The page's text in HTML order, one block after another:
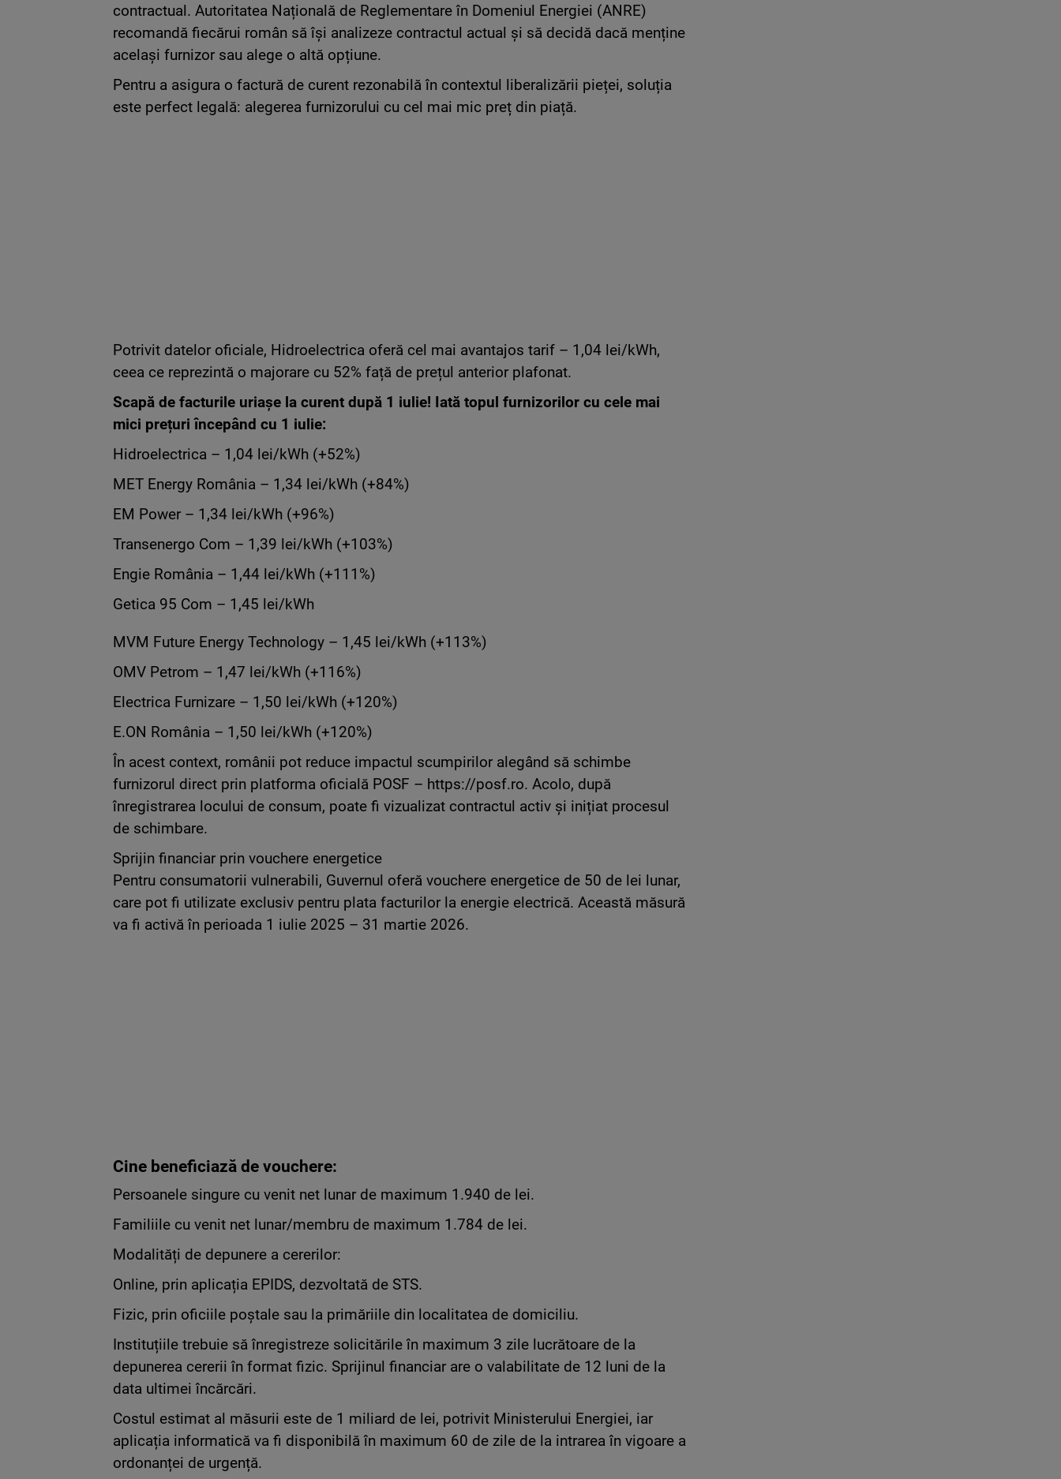
contractual. Autoritatea Națională de Reglementare în Domeniul Energiei (ANRE)
recomandă fiecărui român să își analizeze contractul actual și să decidă dacă menține
același furnizor sau alege o altă opțiune.
Pentru a asigura o factură de curent rezonabilă în contextul liberalizării pieței, soluția
este perfect legală: alegerea furnizorului cu cel mai mic preț din piață.
Potrivit datelor oficiale, Hidroelectrica oferă cel mai avantajos tarif – 1,04 lei/kWh,
ceea ce reprezintă o majorare cu 52% față de prețul anterior plafonat.
Scapă de facturile uriașe la curent după 1 iulie! Iată topul furnizorilor cu cele mai
mici prețuri începând cu 1 iulie:
Hidroelectrica – 1,04 lei/kWh (+52%)
MET Energy România – 1,34 lei/kWh (+84%)
EM Power – 1,34 lei/kWh (+96%)
Transenergo Com – 1,39 lei/kWh (+103%)
Engie România – 1,44 lei/kWh (+111%)
Getica 95 Com – 1,45 lei/kWh
MVM Future Energy Technology – 1,45 lei/kWh (+113%)
OMV Petrom – 1,47 lei/kWh (+116%)
Electrica Furnizare – 1,50 lei/kWh (+120%)
E.ON România – 1,50 lei/kWh (+120%)
În acest context, românii pot reduce impactul scumpirilor alegând să schimbe
furnizorul direct prin platforma oficială POSF – https://posf.ro. Acolo, după
înregistrarea locului de consum, poate fi vizualizat contractul activ și inițiat procesul
de schimbare.
Sprijin financiar prin vouchere energetice
Pentru consumatorii vulnerabili, Guvernul oferă vouchere energetice de 50 de lei lunar,
care pot fi utilizate exclusiv pentru plata facturilor la energie electrică. Această măsură
va fi activă în perioada 1 iulie 2025 – 31 martie 2026.
Cine beneficiază de vouchere:
Persoanele singure cu venit net lunar de maximum 1.940 de lei.
Familiile cu venit net lunar/membru de maximum 1.784 de lei.
Modalități de depunere a cererilor:
Online, prin aplicația EPIDS, dezvoltată de STS.
Fizic, prin oficiile poștale sau la primăriile din localitatea de domiciliu.
Instituțiile trebuie să înregistreze solicitările în maximum 3 zile lucrătoare de la
depunerea cererii în format fizic. Sprijinul financiar are o valabilitate de 12 luni de la
data ultimei încărcări.
Costul estimat al măsurii este de 1 miliard de lei, potrivit Ministerului Energiei, iar
aplicația informatică va fi disponibilă în maximum 60 de zile de la intrarea în vigoare a
ordonanței de urgență.